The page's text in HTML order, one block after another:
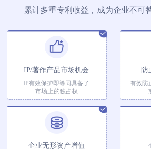
累计多重专利收益，成为企业不可
IP/著作产品市场机会
IP有效保护即等同具备了
市场上的独占权
防
有效防
企业无形资产增值